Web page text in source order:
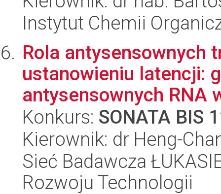
Instytut Chemii
Rola antysensownych
ustanowieniu latencji:
antysensownych RNA
Konkurs: SONATA BIS
Kierownik: dr Heng-
Sieć Badawcza
Rozwoju Technologii